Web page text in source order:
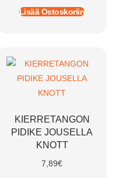
Lisää Ostoskoriin
KIERRETANGON
PIDIKE JOUSELLA
KNOTT
7,89€